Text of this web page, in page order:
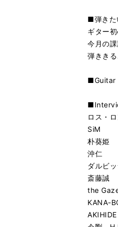
■弾きた
ギター
今月の
弾きき
■Guitar
ロス・
SiM
朴葵姫
沖仁
ダルビ
斎藤誠
the
KANA-
AKIHIDE